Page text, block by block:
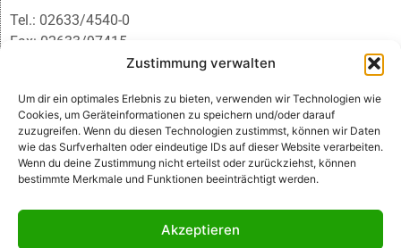
Zustimmung verwalten
Um dir ein optimales Erlebnis zu bieten, verwenden wir Technologien wie
Cookies, um Geräteinformationen zu speichern und/oder darauf
zuzugreifen. Wenn du diesen Technologien zustimmst, können wir Daten
wie das Surfverhalten oder eindeutige IDs auf dieser Website verarbeiten.
Wenn du deine Zustimmung nicht erteilst oder zurückziehst, können
bestimmte Merkmale und Funktionen beeinträchtigt werden.
Akzeptieren
Tel.: 02633/4540-0
Fax: 02633/97415
infobb@blmedien.de